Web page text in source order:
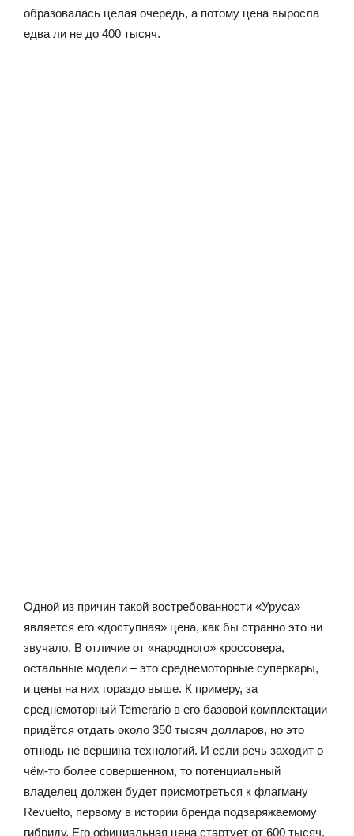
образовалась целая очередь, а потому цена выросла
едва ли не до 400 тысяч.
Одной из причин такой востребованности «Уруса»
является его «доступная» цена, как бы странно это ни
звучало. В отличие от «народного» кроссовера,
остальные модели – это среднемоторные суперкары,
и цены на них гораздо выше. К примеру, за
среднемоторный Temerario в его базовой комплектации
придётся отдать около 350 тысяч долларов, но это
отнюдь не вершина технологий. И если речь заходит о
чём-то более совершенном, то потенциальный
владелец должен будет присмотреться к флагману
Revuelto, первому в истории бренда подзаряжаемому
гибриду. Его официальная цена стартует от 600 тысяч,